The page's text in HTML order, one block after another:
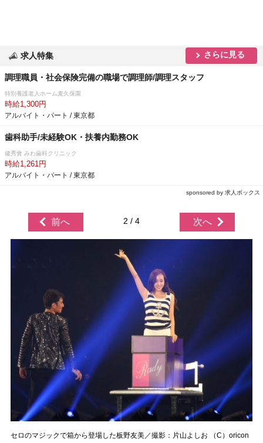
求人特集 さらに見る
調理職員・社会保険完備の職場で調理師/調理スタッフ
特別養護老人ホーム麦久保園
時給1,300円
アルバイト・パート / 東京都
歯科助手/未経験OK・扶養内勤務OK
健秀會 みわ歯科クリニック
時給1,261円
アルバイト・パート / 東京都
sponsored by 求人ボックス
前へ 2 / 4 次へ
セロのマジックで箱から登場した板野友美／撮影：片山よしお （C）oricon